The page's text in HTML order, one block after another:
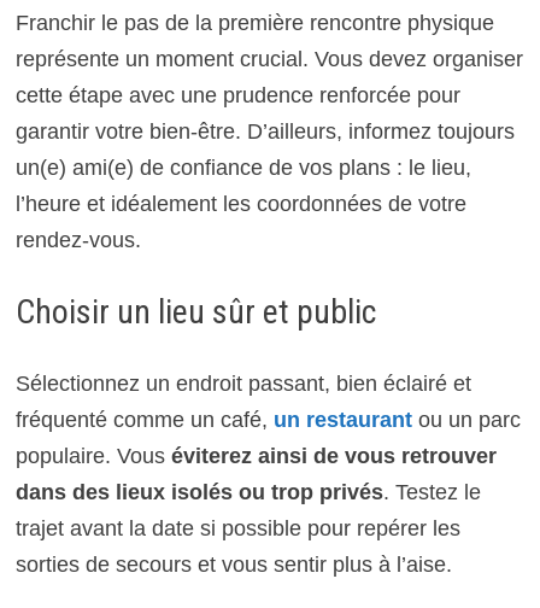
Franchir le pas de la première rencontre physique
représente un moment crucial. Vous devez organiser
cette étape avec une prudence renforcée pour
garantir votre bien-être. D’ailleurs, informez toujours
un(e) ami(e) de confiance de vos plans : le lieu,
l’heure et idéalement les coordonnées de votre
rendez-vous.
Choisir un lieu sûr et public
Sélectionnez un endroit passant, bien éclairé et
fréquenté comme un café, un restaurantou un parc
populaire. Vous éviterez ainsi de vous retrouver
dans des lieux isolés ou trop privés. Testez le
trajet avant la date si possible pour repérer les
sorties de secours et vous sentir plus à l’aise.